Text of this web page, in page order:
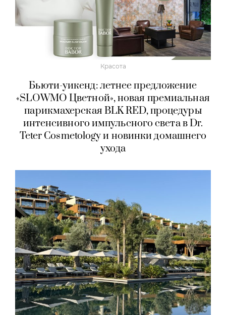
Красота
Бьюти-уикенд: летнее предложение
«SLOWMO Цветной», новая премиальная
парикмахерская BLK RED, процедуры
интенсивного импульсного света в Dr.
Teter Cosmetology и новинки домашнего
ухода